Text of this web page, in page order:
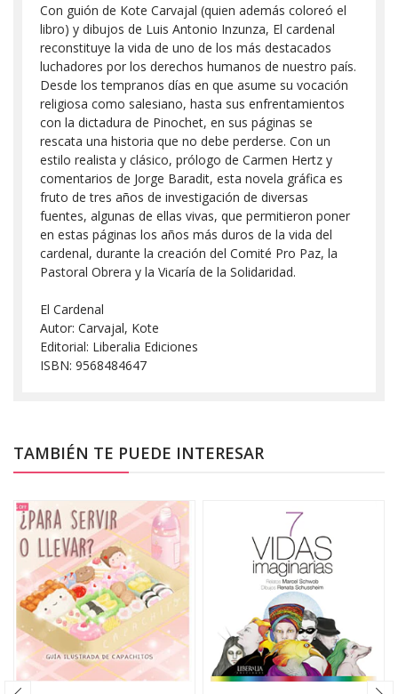
Con guión de Kote Carvajal (quien además coloreó el
libro) y dibujos de Luis Antonio Inzunza, El cardenal
reconstituye la vida de uno de los más destacados
luchadores por los derechos humanos de nuestro país.
Desde los tempranos días en que asume su vocación
religiosa como salesiano, hasta sus enfrentamientos
con la dictadura de Pinochet, en sus páginas se
rescata una historia que no debe perderse. Con un
estilo realista y clásico, prólogo de Carmen Hertz y
comentarios de Jorge Baradit, esta novela gráfica es
fruto de tres años de investigación de diversas
fuentes, algunas de ellas vivas, que permitieron poner
en estas páginas los años más duros de la vida del
cardenal, durante la creación del Comité Pro Paz, la
Pastoral Obrera y la Vicaría de la Solidaridad.
El Cardenal
Autor: Carvajal, Kote
Editorial: Liberalia Ediciones
ISBN: 9568484647
TAMBIÉN TE PUEDE INTERESAR